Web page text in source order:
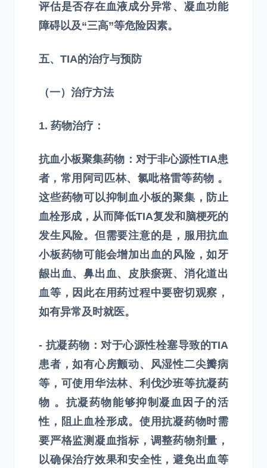
评估是否存在血液成分异常、凝血功能
障碍以及“三高”等危险因素。
五、TIA的治疗与预防
（一）治疗方法
1. 药物治疗：
抗血小板聚集药物：对于非心源性TIA患
者，常用阿司匹林、氯吡格雷等药物 。
这些药物可以抑制血小板的聚集，防止
血栓形成，从而降低TIA复发和脑梗死的
发生风险。但需要注意的是，服用抗血
小板药物可能会增加出血的风险，如牙
龈出血、鼻出血、皮肤瘀斑、消化道出
血等，因此在用药过程中要密切观察，
如有异常及时就医。
- 抗凝药物：对于心源性栓塞导致的TIA
患者，如有心房颤动、风湿性二尖瓣病
等，可使用华法林、利伐沙班等抗凝药
物 。抗凝药物能够抑制凝血因子的活
性，阻止血栓形成。使用抗凝药物时需
要严格监测凝血指标，调整药物剂量，
以确保治疗效果和安全性，避免出血等